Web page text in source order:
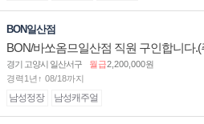
BON일산점
BON/바쏘옴므일산점 직원 구인합니다
경기 고양시 일산서구 월급2,200,000원
경력1년↑ 08/18까지
남성정장 남성캐주얼